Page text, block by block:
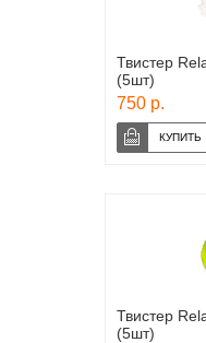
Твистер
(5шт)
750 р.
Твистер
(5шт)